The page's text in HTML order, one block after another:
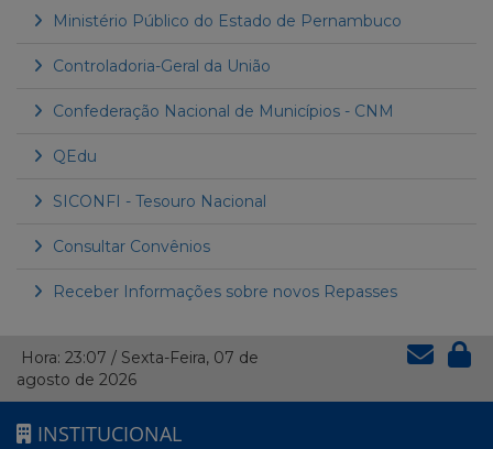
Ministério Público do Estado de Pernambuco
Controladoria-Geral da União
Confederação Nacional de Municípios - CNM
QEdu
SICONFI - Tesouro Nacional
Consultar Convênios
Receber Informações sobre novos Repasses
Hora: 23:07 / Sexta-Feira, 07 de
agosto de 2026
INSTITUCIONAL